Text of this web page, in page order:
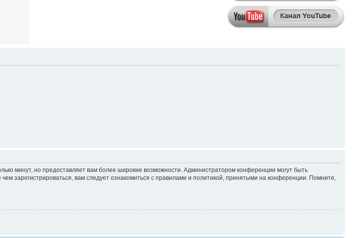
минут, но предоставляет вам более широкие возможности. Администратором конференции могут быть
зарегистрироваться, вам следует ознакомиться с правилами и политикой, принятыми на конференции. Помните,